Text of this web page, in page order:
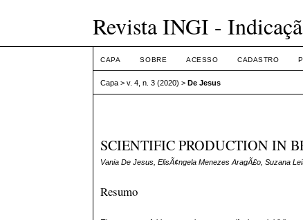
Revista INGI -
CAPA SOBRE ACESSO CADASTRO
Capa >v. 4, n. 3 (2020) >De Jesus
SCIENTIFIC PRODUCTION IN
Vania De Jesus, ElisÃ¢ngela Menezes AragÃ£o, Suzana
Resumo